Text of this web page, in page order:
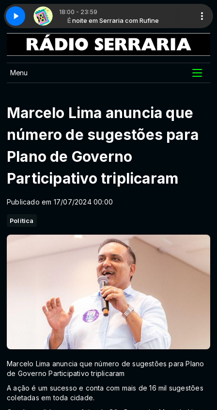
18:00 - 23:59
É noite em Serraria com Rufine
Hits 80 - Parte 1
Menu
Marcelo Lima anuncia que
número de sugestões para
Plano de Governo
Participativo triplicaram
Publicado em 17/07/2024 00:00
Política
Marcelo Lima anuncia que número de sugestões para Plano
de Governo Participativo triplicaram
A ação é um sucesso e conta com mais de 16 mil sugestões
coletadas em toda cidade.